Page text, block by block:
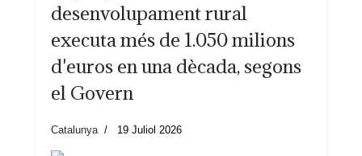
desenvolupament rural
executa més de 1.050 milions
d'euros en una dècada, segons
el Govern
Catalunya 19 Juliol 2026